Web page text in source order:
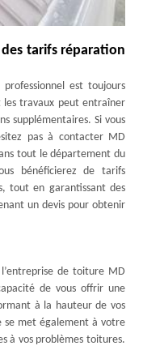
tarifs réparation
est toujours
travaux peut entraîner
supplémentaires. Si vous
pas à contacter MD
tout le département du
bénéficierez de tarifs
tout en garantissant des
un devis pour obtenir
de toiture MD
de vous offrir une
à la hauteur de vos
se met également à votre
à vos problèmes toitures.